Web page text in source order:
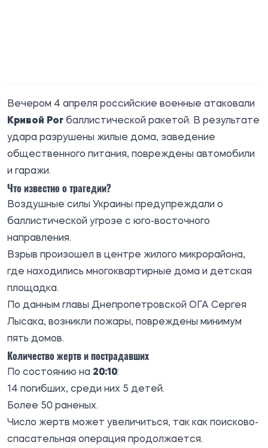
Вечером 4 апреля российские военные атаковали
Кривой Рог баллистической ракетой. В результате
удара разрушены жилые дома, заведение
общественного питания, повреждены автомобили
и гаражи.
Что известно о трагедии?
Воздушные силы Украины предупреждали о
баллистической угрозе с юго-восточного
направления.
Взрыв произошел в центре жилого микрорайона,
где находились многоквартирные дома и детская
площадка.
По данным главы Днепропетровской ОГА Сергея
Лысака, возникли пожары, повреждены минимум
пять домов.
Количество жертв и пострадавших
По состоянию на 20:10:
14 погибших, среди них 5 детей.
Более 50 раненых.
Число жертв может увеличиться, так как поисково-
спасательная операция продолжается.